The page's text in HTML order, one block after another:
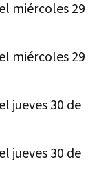
miércoles 29
miércoles 29
jueves 30 de
jueves 30 de